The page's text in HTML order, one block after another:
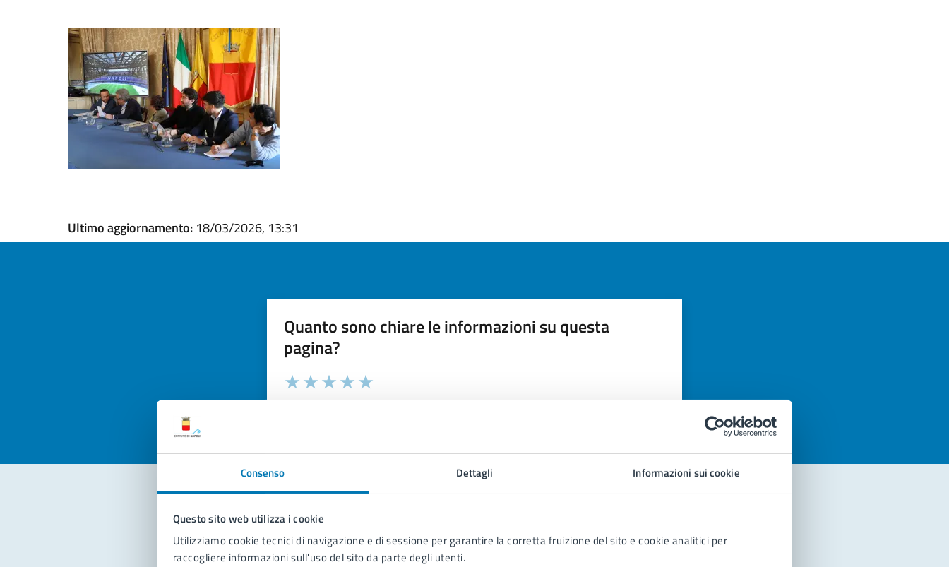
Consenso Dettagli Informazioni sui cookie
Questo sito web utilizza i cookie
Utilizziamo cookie tecnici di navigazione e di sessione per garantire la corretta fruizione del sito e cookie analitici per
raccogliere informazioni sull'uso del sito da parte degli utenti.
Ultimo aggiornamento: 18/03/2026, 13:31
Quanto sono chiare le informazioni su questa
pagina?
Valuta la chiarezza delle informazioni (da 1 a 5 stelle)
Seleziona il numero di stelle per valutare la chiarezza delle informazioni
Contatta il comune
Leggi le domande frequenti